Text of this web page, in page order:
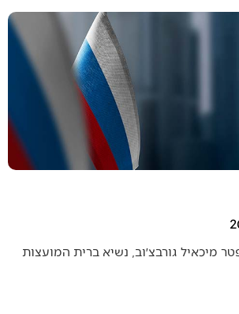
מיכאיל גורבצ׳וב, נשיא ברית המועצות